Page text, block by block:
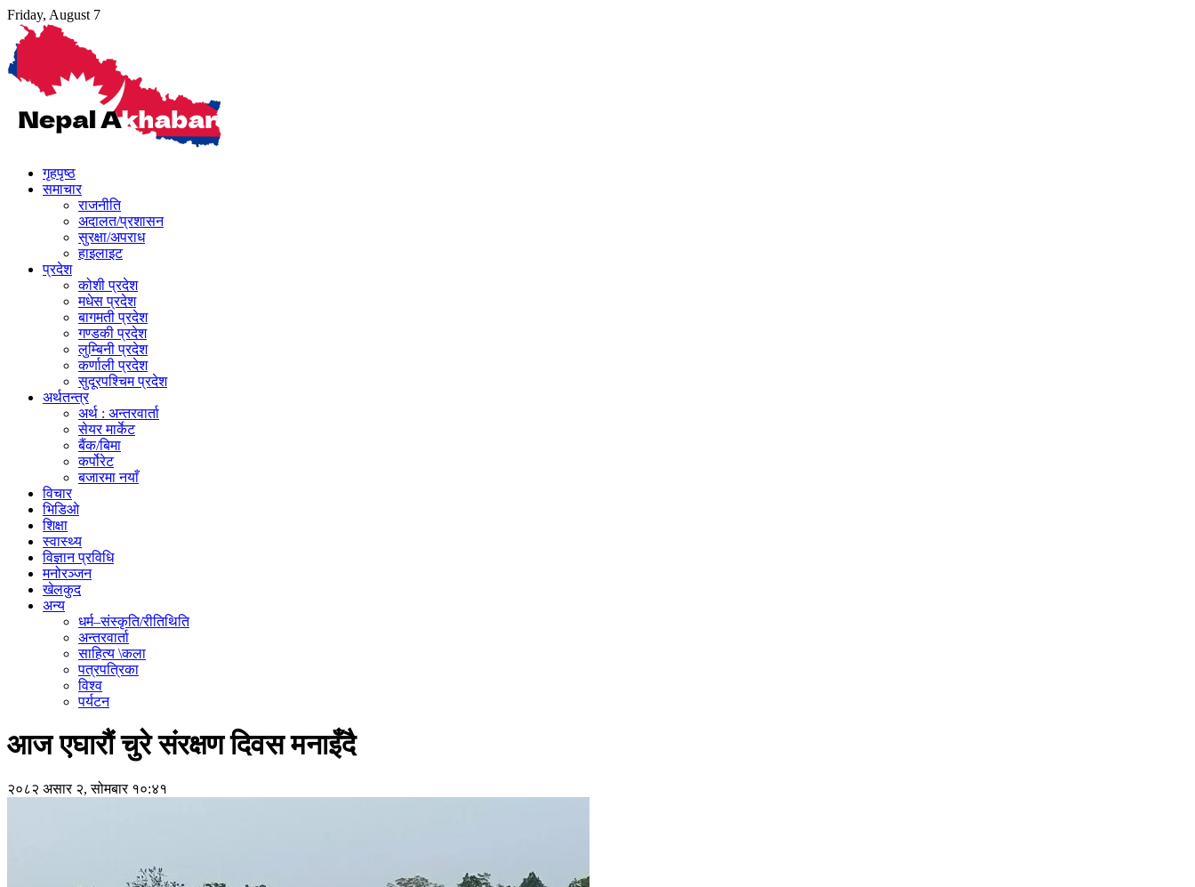
Skip
content
Friday, August 7
गृहपृष्ठ
समाचार
राजनीति
अदालत/प्रशासन
सुरक्षा/अपराध
हाइलाइट
प्रदेश
कोशी प्रदेश
मधेस प्रदेश
बागमती प्रदेश
गण्डकी प्रदेश
लुम्बिनी प्रदेश
कर्णाली प्रदेश
सुदूरपश्चिम प्रदेश
अर्थतन्त्र
अर्थ : अन्तरवार्ता
सेयर मार्केट
बैंक/बिमा
कर्पोरेट
बजारमा नयाँ
विचार
भिडिओ
शिक्षा
स्वास्थ्य
विज्ञान प्रविधि
मनोरञ्जन
खेलकुद
अन्य
धर्म–संस्कृति/रीतिथिति
अन्तरवार्ता
साहित्य \कला
पत्रपत्रिका
विश्व
पर्यटन
आज एघारौं चुरे संरक्षण दिवस मनाइँदै
२०८२ असार २, सोमबार १०:४१